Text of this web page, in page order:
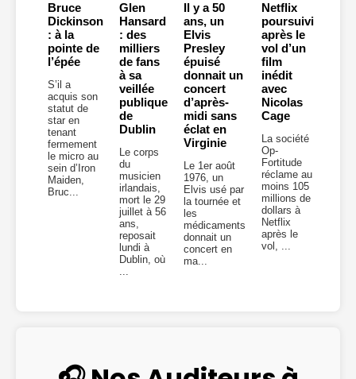
Bruce
Dickinson
: à la
pointe de
l’épée
S’il a
acquis son
statut de
star en
tenant
fermement
le micro au
sein d’Iron
Maiden,
Bruc...
Glen
Hansard
: des
milliers
de fans
à sa
veillée
publique
de
Dublin
Le corps
du
musicien
irlandais,
mort le 29
juillet à 56
ans,
reposait
lundi à
Dublin, où
...
Il y a 50
ans, un
Elvis
Presley
épuisé
donnait un
concert
d’après-
midi sans
éclat en
Virginie
Le 1er août
1976, un
Elvis usé par
la tournée et
les
médicaments
donnait un
concert en
ma...
Netflix
poursuivi
après le
vol d’un
film
inédit
avec
Nicolas
Cage
La société
Op-
Fortitude
réclame au
moins 105
millions de
dollars à
Netflix
après le
vol, ...